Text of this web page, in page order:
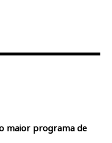
maior programa de